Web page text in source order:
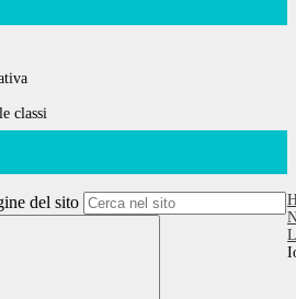
classi
del sito